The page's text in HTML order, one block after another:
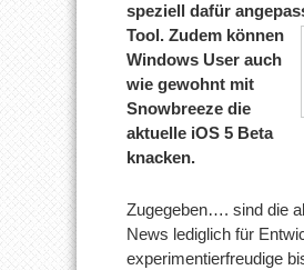
speziell dafür
Tool. Zudem können
Windows User auch
wie gewohnt mit
Snowbreeze die
aktuelle iOS 5 Beta
knacken.
Zugegeben…. sind die
News lediglich für
experimentierfreudige